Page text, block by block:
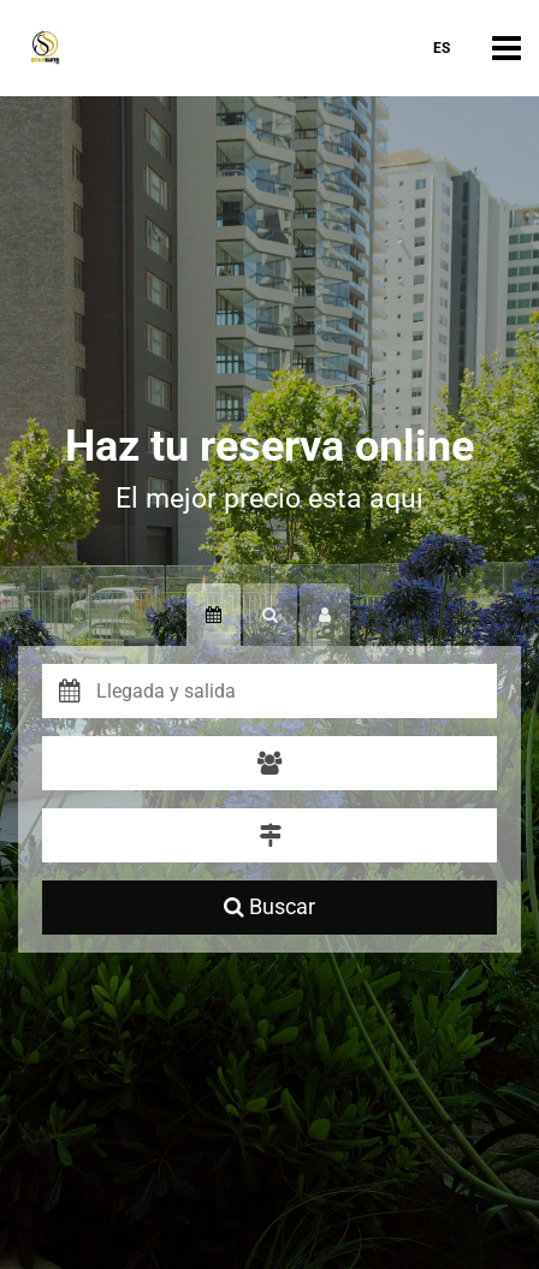
ES
Haz tu reserva online
El mejor precio esta aqui
Buscar